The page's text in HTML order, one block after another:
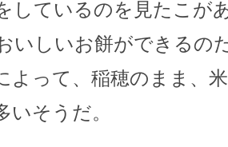
しているのを見たこが
いしいお餅ができるの
よって、稲穂のまま、
いそうだ。